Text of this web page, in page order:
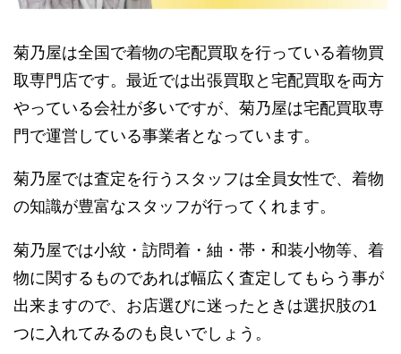
菊乃屋は全国で着物の宅配買取を行っている着物買
取専門店です。最近では出張買取と宅配買取を両方
やっている会社が多いですが、菊乃屋は宅配買取専
門で運営している事業者となっています。
菊乃屋では査定を行うスタッフは全員女性で、着物
の知識が豊富なスタッフが行ってくれます。
菊乃屋では小紋・訪問着・紬・帯・和装小物等、着
物に関するものであれば幅広く査定してもらう事が
出来ますので、お店選びに迷ったときは選択肢の1
つに入れてみるのも良いでしょう。